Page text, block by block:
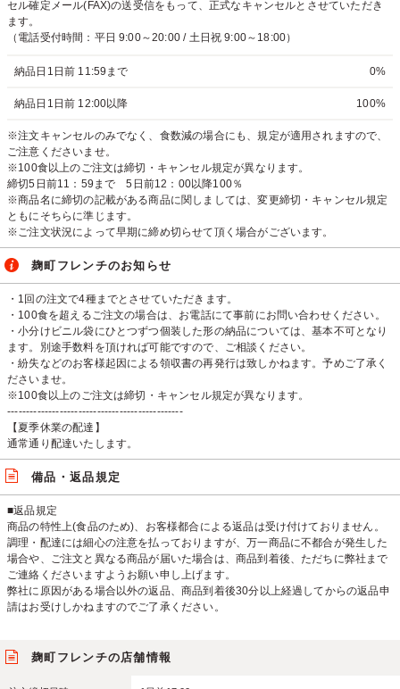
セル確定メール(FAX)の送受信をもって、正式なキャンセルとさせていただき
ます。
（電話受付時間：平日 9:00～20:00 / 土日祝 9:00～18:00）
納品日1日前 11:59まで 0%
納品日1日前 12:00以降 100%
※注文キャンセルのみでなく、食数減の場合にも、規定が適用されますので、
ご注意くださいませ。
※100食以上のご注文は締切・キャンセル規定が異なります。
締切5日前11：59まで 5日前12：00以降100％
※商品名に締切の記載がある商品に関しましては、変更締切・キャンセル規定
ともにそちらに準じます。
※ご注文状況によって早期に締め切らせて頂く場合がございます。
麹町フレンチのお知らせ
・1回の注文で4種までとさせていただきます。
・100食を超えるご注文の場合は、お電話にて事前にお問い合わせください。
・小分けビニル袋にひとつずつ個装した形の納品については、基本不可となり
ます。別途手数料を頂ければ可能ですので、ご相談ください。
・紛失などのお客様起因による領収書の再発行は致しかねます。予めご了承く
ださいませ。
※100食以上のご注文は締切・キャンセル規定が異なります。
-----------------------------------------------
【夏季休業の配達】
通常通り配達いたします。
備品・返品規定
■返品規定
商品の特性上(食品のため)、お客様都合による返品は受け付けておりません。
調理・配達には細心の注意を払っておりますが、万一商品に不都合が発生した
場合や、ご注文と異なる商品が届いた場合は、商品到着後、ただちに弊社まで
ご連絡くださいますようお願い申し上げます。
弊社に原因がある場合以外の返品、商品到着後30分以上経過してからの返品申
請はお受けしかねますのでご了承ください。
麹町フレンチの店舗情報